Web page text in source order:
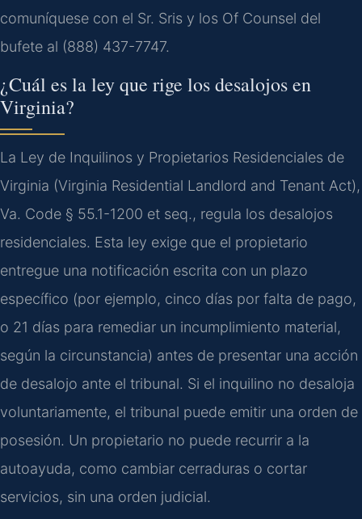
comuníquese con el Sr. Sris y los Of Counsel del
bufete al (888) 437-7747.
¿Cuál es la ley que rige los desalojos en
Virginia?
La Ley de Inquilinos y Propietarios Residenciales de
Virginia (Virginia Residential Landlord and Tenant Act),
Va. Code § 55.1-1200 et seq., regula los desalojos
residenciales. Esta ley exige que el propietario
entregue una notificación escrita con un plazo
específico (por ejemplo, cinco días por falta de pago,
o 21 días para remediar un incumplimiento material,
según la circunstancia) antes de presentar una acción
de desalojo ante el tribunal. Si el inquilino no desaloja
voluntariamente, el tribunal puede emitir una orden de
posesión. Un propietario no puede recurrir a la
autoayuda, como cambiar cerraduras o cortar
servicios, sin una orden judicial.